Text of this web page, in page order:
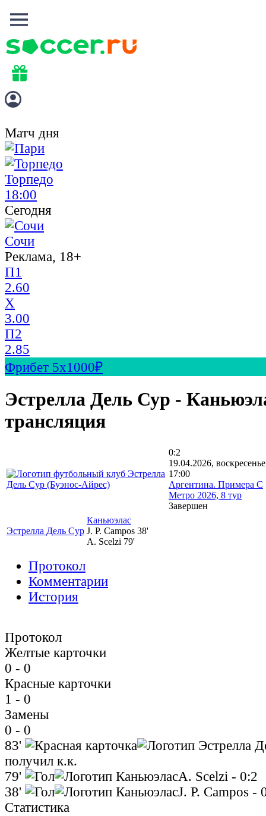
Матч дня
Торпедо
18:00
Сегодня
Сочи
Реклама, 18+
П1
2.60
X
3.00
П2
2.85
Фрибет 5х1000₽
Эстрелла Дель Сур -
трансляция
0:2
19.04.2026,
17:00
Аргентина. Примера C
Метро 2026, 8 тур
Завершен
Эстрелла Дель Сур
Каньюэлас
J. P. Campos 38'
A. Scelzi 79'
Протокол
Комментарии
История
Протокол
Желтые карточки
0 - 0
Красные карточки
1 - 0
Замены
0 - 0
83'
получил к.к.
79'
A. Scelzi - 0:2
38'
J. P. Campos -
Статистика